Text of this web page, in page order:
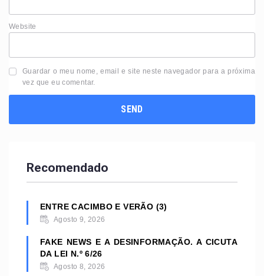
Website
Guardar o meu nome, email e site neste navegador para a próxima
vez que eu comentar.
Recomendado
ENTRE CACIMBO E VERÃO (3)
Agosto 9, 2026
FAKE NEWS E A DESINFORMAÇÃO. A CICUTA
DA LEI N.º 6/26
Agosto 8, 2026